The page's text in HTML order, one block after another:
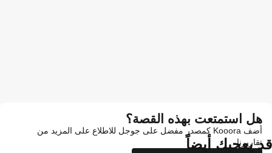
هل استمتعت بهذه القصة؟
أضف Kooora كمصدر مفضل على جوجل للاطلاع على المزيد من
تقاريرنا
قد يعجبك أيضاً